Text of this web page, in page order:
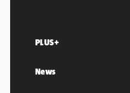
PLUS+
News